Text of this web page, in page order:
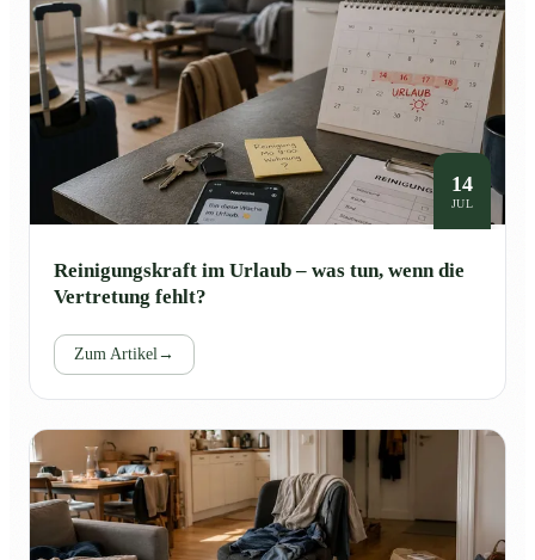
14
JUL
Reinigungskraft im Urlaub – was tun, wenn die
Vertretung fehlt?
Zum Artikel→